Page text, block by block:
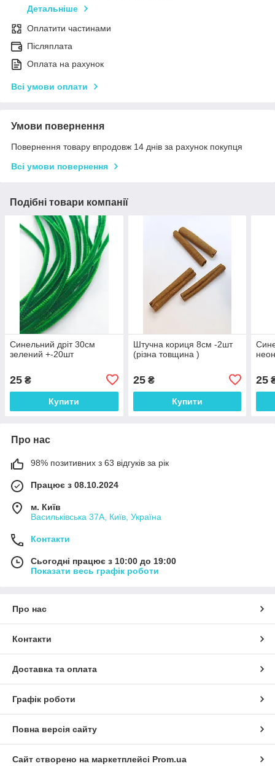
Детальніше
Оплатити частинами
Післяплата
Оплата на рахунок
Всі умови оплати
Умови повернення
Повернення товару впродовж 14 днів за рахунок покупця
Всі умови повернення
Подібні товари компанії
Синельний дріт 30см
зелений +-20шт
25 ₴
Купити
Штучна кориця 8см -2шт
(різна товщина )
25₴
Купити
25
Про нас
98% позитивних з 63 відгуків за рік
Працює з 08.10.2024
м. Київ
Васильківська 37А, Київ, Україна
Контакти
Сьогодні працює з 10:00 до 19:00
Показати весь графік роботи
Про нас
Контакти
Доставка та оплата
Графік роботи
Повна версія сайту
Сайт створено на маркетплейсі Prom.ua